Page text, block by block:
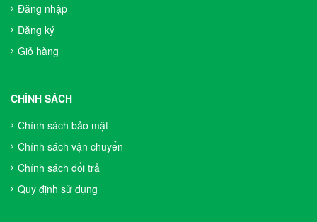
Đăng nhập
Đăng ký
Giỏ hàng
CHÍNH SÁCH
Chính sách bảo mật
Chính sách vận chuyển
Chính sách đổi trả
Quy định sử dụng